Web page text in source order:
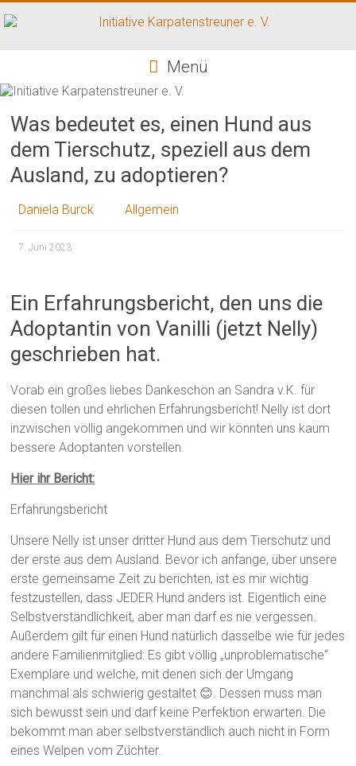
Inhalt
Karpatenstreuner
e.
V.
Hilfe
den
Menü
Was bedeutet es, einen Hund aus
dem Tierschutz, speziell aus dem
Ausland, zu adoptieren?
Daniela Burck Allgemein
7. Juni 2023
Ein Erfahrungsbericht, den uns die
Adoptantin von Vanilli (jetzt Nelly)
geschrieben hat.
Vorab ein großes liebes Dankeschön an Sandra v.K. für
diesen tollen und ehrlichen Erfahrungsbericht! Nelly ist dort
inzwischen völlig angekommen und wir könnten uns kaum
bessere Adoptanten vorstellen.
Hier ihr Bericht:
Erfahrungsbericht
Unsere Nelly ist unser dritter Hund aus dem Tierschutz und
der erste aus dem Ausland. Bevor ich anfange, über unsere
erste gemeinsame Zeit zu berichten, ist es mir wichtig
festzustellen, dass JEDER Hund anders ist. Eigentlich eine
Selbstverständlichkeit, aber man darf es nie vergessen.
Außerdem gilt für einen Hund natürlich dasselbe wie für jedes
andere Familienmitglied: Es gibt völlig „unproblematische“
Exemplare und welche, mit denen sich der Umgang
manchmal als schwierig gestaltet 😊. Dessen muss man
sich bewusst sein und darf keine Perfektion erwarten. Die
bekommt man aber selbstverständlich auch nicht in Form
eines Welpen vom Züchter.